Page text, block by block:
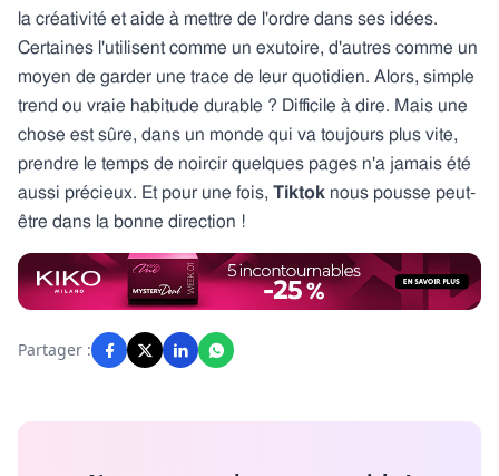
la créativité et aide à mettre de l'ordre dans ses idées.
Certaines l'utilisent comme un exutoire, d'autres comme un
moyen de garder une trace de leur quotidien. Alors, simple
trend ou vraie habitude durable ? Difficile à dire. Mais une
chose est sûre, dans un monde qui va toujours plus vite,
prendre le temps de noircir quelques pages n'a jamais été
aussi précieux. Et pour une fois, Tiktok nous pousse peut-
être dans la bonne direction !
Partager :